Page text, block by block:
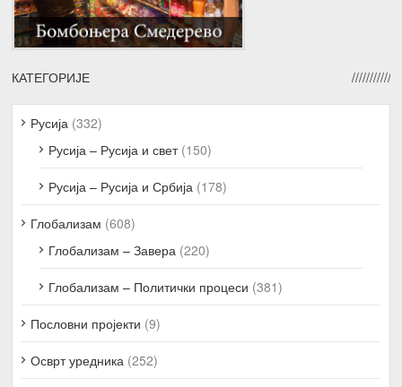
КАТЕГОРИЈЕ
Русија (332)
Русија – Русија и свет(150)
Русија – Русија и Србија (178)
Глобализам (608)
Глобализам – Завера (220)
Глобализам – Политички процеси (381)
Пословни пројекти (9)
Осврт уредника (252)